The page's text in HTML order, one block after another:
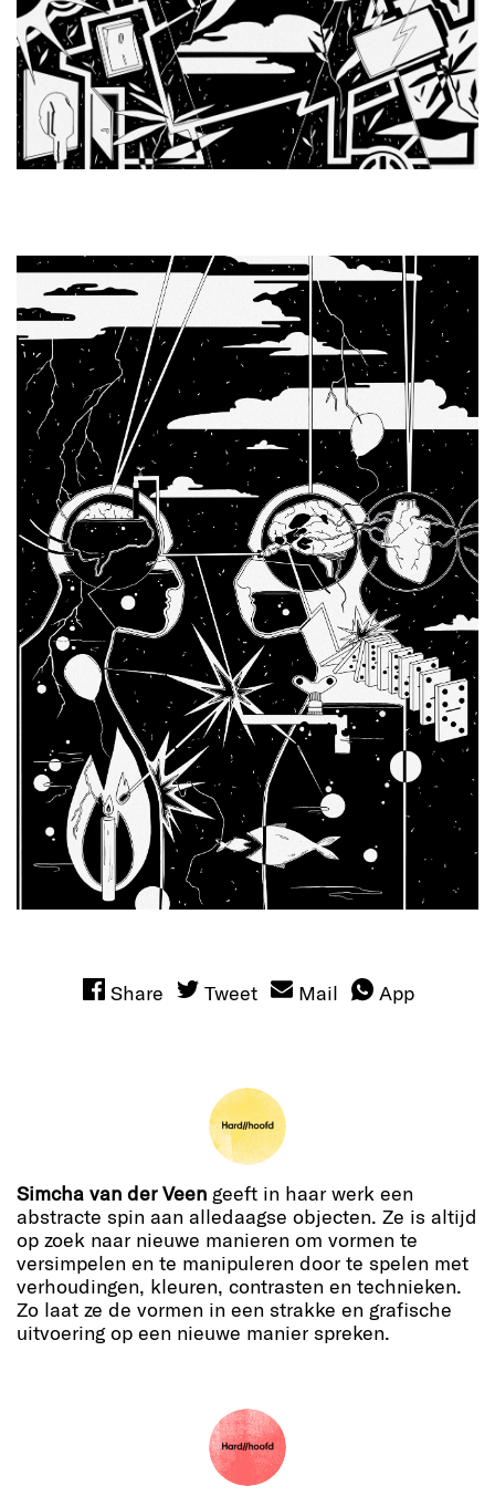
Share Tweet Mail App
Simcha van der Veen geeft in haar werk een
abstracte spin aan alledaagse objecten. Ze is altijd
op zoek naar nieuwe manieren om vormen te
versimpelen en te manipuleren door te spelen met
verhoudingen, kleuren, contrasten en technieken.
Zo laat ze de vormen in een strakke en grafische
uitvoering op een nieuwe manier spreken.